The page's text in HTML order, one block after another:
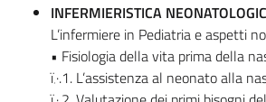
INFERMIERISTICA
L’infermiere in Pediatria e aspetti
• Fisiologia della vita prima della
ï‚·.1. L’assistenza al neonato alla